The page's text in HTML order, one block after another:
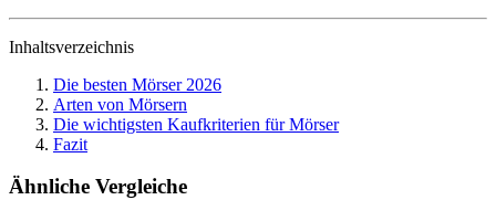
Inhaltsverzeichnis
Die besten Mörser 2026
Arten von Mörsern
Die wichtigsten Kaufkriterien für Mörser
Fazit
Ähnliche Vergleiche